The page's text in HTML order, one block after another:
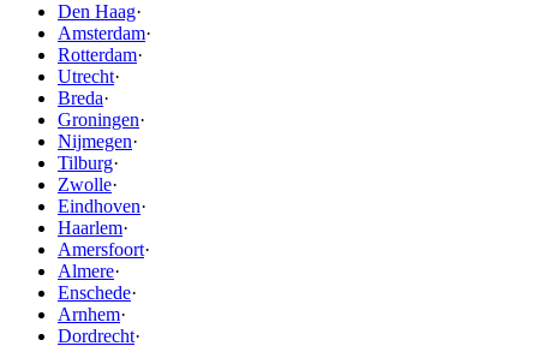
Den Haag·
Amsterdam·
Rotterdam·
Utrecht·
Breda·
Groningen·
Nijmegen·
Tilburg·
Zwolle·
Eindhoven·
Haarlem·
Amersfoort·
Almere·
Enschede·
Arnhem·
Dordrecht·